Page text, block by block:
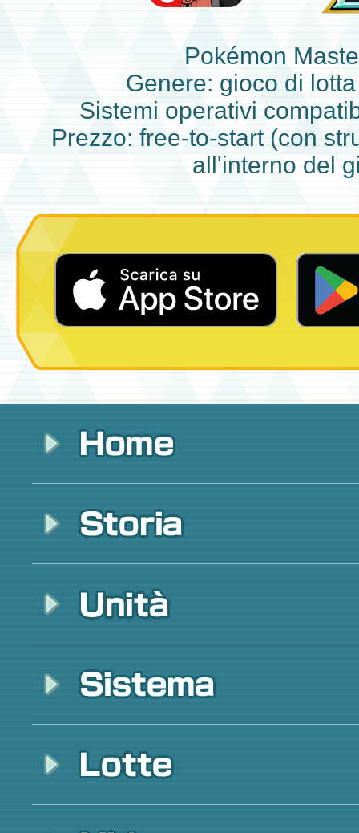
Pokémon
Genere: gioco di
Sistemi operativi
Prezzo: free-to-start (con
all'interno del